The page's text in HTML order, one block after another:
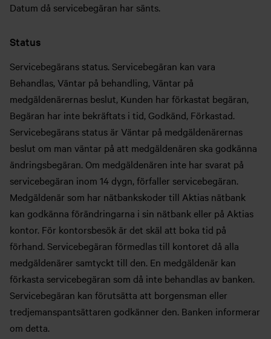
Datum då servicebegäran har sänts.
Status
Servicebegärans status. Servicebegäran kan vara
Behandlas, Väntar på behandling, Väntar på
medgäldenärernas beslut, Kunden har förkastat begäran,
Begäran har inte bekräftats i tid, Godkänd, Förkastad.
Servicebegärans status är Väntar på medgäldenärernas
beslut om man väntar på att medgäldenären ska godkänna
ändringsbegäran. Om medgäldenären inte har svarat på
servicebegäran inom 14 dygn, förfaller servicebegäran.
Medgäldenär som har nätbankskoder till Aktias nätbank
kan godkänna förändringarna i sin nätbank eller på Aktias
kontor. För kontorsbesök är det skäl att boka tid på
förhand. Servicebegäran förmedlas till kontoret då alla
medgäldenärer samtyckt till den. En medgäldenär kan
förkasta servicebegäran som då inte behandlas av banken.
Servicebegäran kan förutsätta att borgensman eller
tredjemanspantsättaren godkänner den. Banken informerar
om detta.